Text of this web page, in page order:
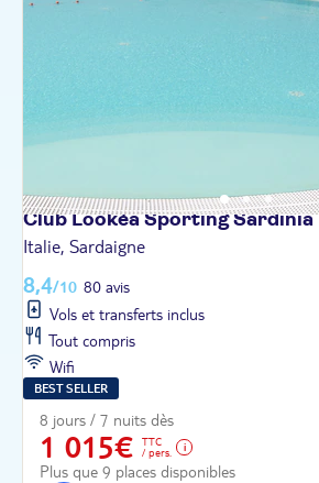
Club Lookéa SportingSardinia
Italie, Sardaigne
8,4/10 80 avis
Vols et transferts inclus
Tout compris
Wifi
BEST SELLER
8 jours / 7 nuits dès
1 015€
TTC
/ pers.
Plus que 9 places disponibles